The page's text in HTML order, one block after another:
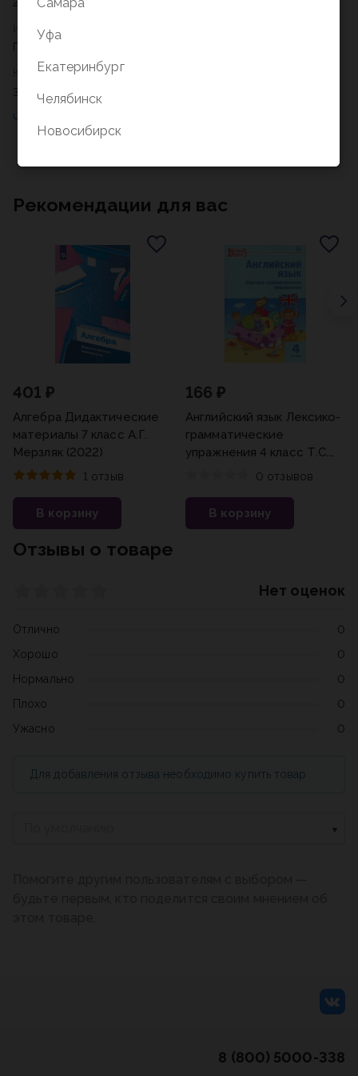
Издательство
Просвещение
Класс
3кл
Рекомендации для вас
401 ₽
Алгебра Дидактические
материалы 7 класс А.Г.
Мерзляк (2022)
1 отзыв
В корзину
166 ₽
Английский язык Лексико-
грамматические
упражнения 4 класс Т.С.
Макарова (2022)0 отзывов
В корзину
Отзывы о товаре
Нет оценок
Отлично
0
Хорошо
0
Нормально
0
Плохо
0
Ужасно
0
Для добавления отзыва необходимо купить товар
8 (800) 5000-338
Уфа
Екатеринбург
Челябинск
Новосибирск